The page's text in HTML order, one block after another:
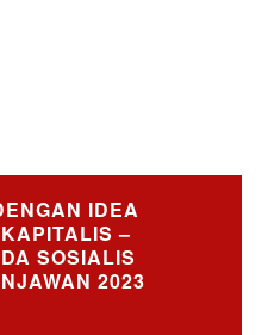
IDEA
–
SOSIALIS
2023